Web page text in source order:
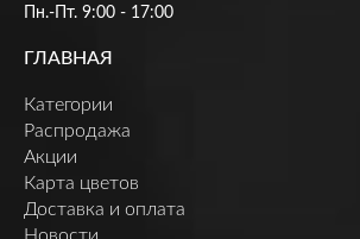
Пн.-Пт. 9:00 - 17:00
ГЛАВНАЯ
Категории
Распродажа
Акции
Карта цветов
Доставка и оплата
Новости